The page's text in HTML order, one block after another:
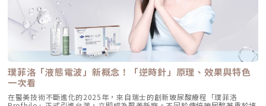
管、精準對準臉部支撐結構的黃金位置： [1] 顴骨高點： 位於顴骨最突出的
地方，需離眼睛外側至少 2 公分。能像掛鉤一樣，為中臉提供向上向外的支
撐力。 [2] 鼻翼與瞳孔垂直線交界： 在鼻翼與耳廓之間畫出水平線，再從瞳
孔中線畫垂直線，兩線交交叉處作為注射點。能有效改善法令紋，飽滿面中
部。 [3] 耳廓下前緣： 位於耳廓下緣的前方約 1 公分處。是收緊臉部外側
輪廓、強化下頷線條的關鍵。 [4] 下頷嘴角交界： 在下巴中軸線的三分之一
處畫垂直線，再向唇角方向移動 1.5 公分。可以修飾木偶紋，改善嘴角下
垂。 [5] 下顎角前緣： 位於下顎角前側約 1 公分處。幫助拉緊腮幫子多餘
的鬆弛組織，讓下顎線條清晰。五、 哪些部位最適合 Profhilo 逆時針？
Profhilo 逆時針之所以能成為抗老界的寵兒，不僅是因為它的成分純淨，
更因為它解決了傳統醫美難以觸及的「盲區」。它不靠體積填充，而是透過
「液態拉皮」的概念，從根本提升肌膚彈性。以下四個部位是我在臨床運用
璞菲洛「液態電波」新概念！「逆時針」原理、效果與特色
一次看
在醫美技術不斷進化的2025年，來自瑞士的創新玻尿酸療程「璞菲洛